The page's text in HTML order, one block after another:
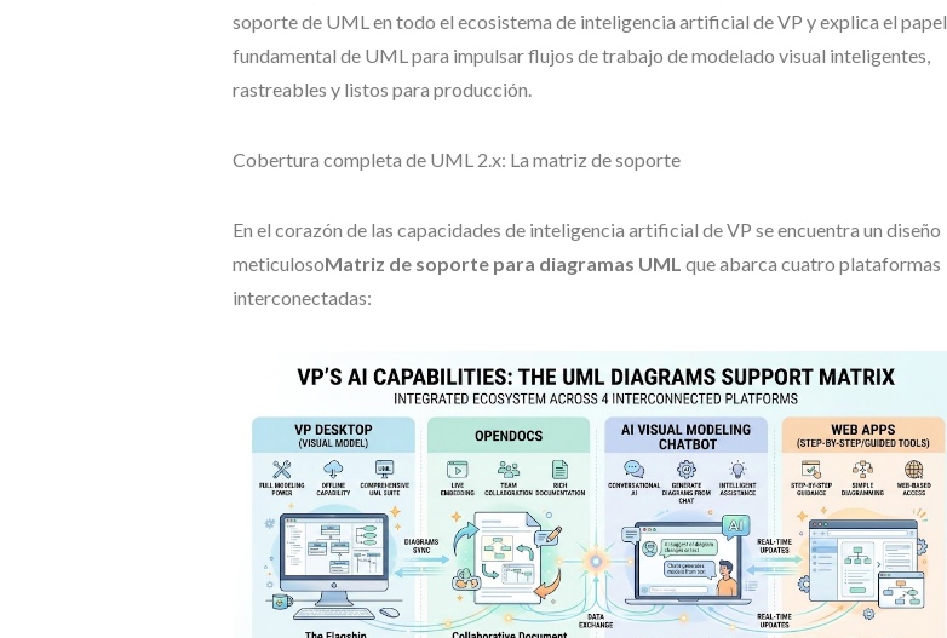
soporte de UML en todo el ecosistema de inteligencia artificial de VP y explica el papel
fundamental de UML para impulsar flujos de trabajo de modelado visual inteligentes,
rastreables y listos para producción.
Cobertura completa de UML 2.x: La matriz de soporte
En el corazón de las capacidades de inteligencia artificial de VP se encuentra un diseño
meticulosoMatriz de soporte para diagramas UML que abarca cuatro plataformas
interconectadas: